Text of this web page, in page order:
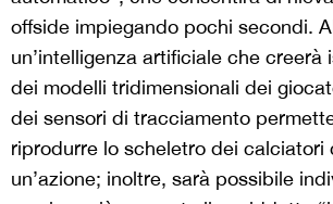
offside impiegando pochi secondi.
un’intelligenza artificiale che creerà
dei modelli tridimensionali dei
dei sensori di tracciamento
riprodurre lo scheletro dei calciatori
un’azione; inoltre, sarà possibile